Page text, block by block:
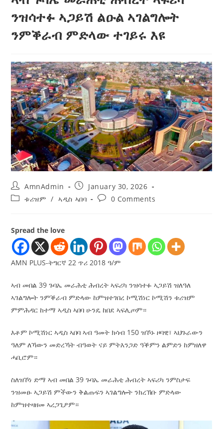
ንዝሳተፉ ኣጋይሽ ልዑል ኣገልግሎት
ንምቕራብ ምድላው ተገይሩ እዩ
AmnAdmin
January 30, 2026
ቱሪዝም / ኣዲስ ኣበባ 0 Comments
Spread the love
AMN PLUS-ትግርኛ 22 ጥሪ 2018 ዓ/ም
ኣብ መበል 39 ጉባኤ መራሕቲ ሕብረት ኣፍሪካ ንዝሳተፉ ኣጋይሽ ዝለዓለ
ኣገልግሎት ንምቕራብ ምድላው ከምዝተገበረ ኮሚሽነር ኮሚሽን ቱሪዝም
ምምሕዳር ከተማ ኣዲስ ኣበባ ሁንዴ ከበደ ኣፍሊጦም።
እቶም ኮሚሽነር ኣዲስ ኣበባ ኣብ ዓመት ክሳብ 150 ዝኾኑ ዞባዊ፣ ኣህጉራውን
ዓለም ለኻውን መድረኻት ብዓወት ናይ ምትእንጋድ ዓቕምን ልምድን ከምዘለዋ
ሓቢሮም።
ስለዝኾነ ድማ ኣብ መበል 39 ጉባኤ መራሕቲ ሕብረት ኣፍሪካ ንምስታፍ
ንዝመፁ ኣጋይሽ ምችውን ቅልጡፍን ኣገልግሎት ንክረኽቡ ምድላው
ከምዝተዛዘመ ኣረጋጊፆም።